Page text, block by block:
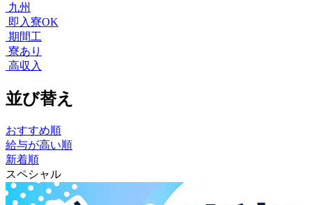
九州
即入寮OK
期間工
寮あり
高収入
並び替え
おすすめ順
給与が高い順
新着順
スペシャル